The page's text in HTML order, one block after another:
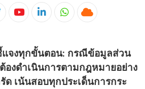
YoutubeLinkedInWhatsapp
Cloud
แจงทุกขั้นตอน: กรณีข้อมูลส่วน
องดำเนินการตามกฎหมายอย่าง
ด เน้นสอบทุกประเด็นการกระ